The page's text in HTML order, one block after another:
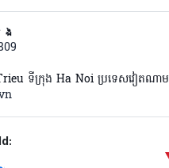
ង
ទីក្រុង Ha Noi ប្រទេសវៀតណាម